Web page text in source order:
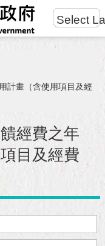
Select
計畫（含使用項目及經
經費之年
目及經費